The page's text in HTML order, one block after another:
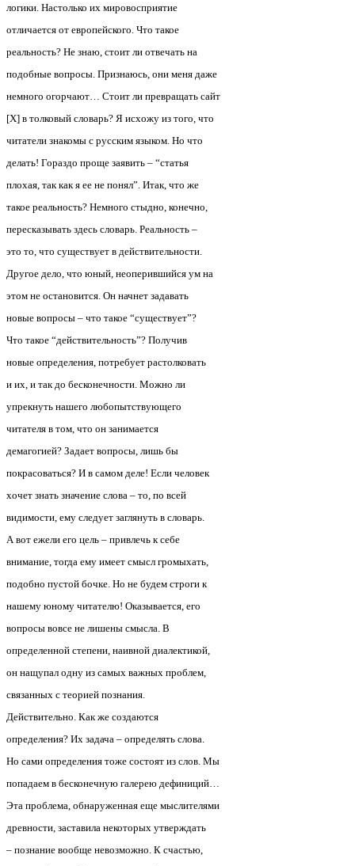
логики. Настолько их мировосприятие
отличается от европейского. Что такое
реальность? Не знаю, стоит ли отвечать на
подобные вопросы. Признаюсь, они меня даже
немного огорчают… Стоит ли превращать сайт
[Х] в толковый словарь? Я исхожу из того, что
читатели знакомы с русским языком. Но что
делать! Гораздо проще заявить – “статья
плохая, так как я ее не понял”. Итак, что же
такое реальность? Немного стыдно, конечно,
пересказывать здесь словарь. Реальность –
это то, что существует в действительности.
Другое дело, что юный, неоперившийся ум на
этом не остановится. Он начнет задавать
новые вопросы – что такое “существует”?
Что такое “действительность”? Получив
новые определения, потребует растолковать
и их, и так до бесконечности. Можно ли
упрекнуть нашего любопытствующего
читателя в том, что он занимается
демагогией? Задает вопросы, лишь бы
покрасоваться? И в самом деле! Если человек
хочет знать значение слова – то, по всей
видимости, ему следует заглянуть в словарь.
А вот ежели его цель – привлечь к себе
внимание, тогда ему имеет смысл громыхать,
подобно пустой бочке. Но не будем строги к
нашему юному читателю! Оказывается, его
вопросы вовсе не лишены смысла. В
определенной степени, наивной диалектикой,
он нащупал одну из самых важных проблем,
связанных с теорией познания.
Действительно. Как же создаются
определения? Их задача – определять слова.
Но сами определения тоже состоят из слов. Мы
попадаем в бесконечную галерею дефиниций…
Эта проблема, обнаруженная еще мыслителями
древности, заставила некоторых утверждать
– познание вообще невозможно. К счастью,